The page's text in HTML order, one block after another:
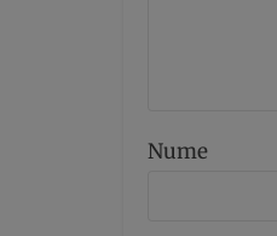
Nume